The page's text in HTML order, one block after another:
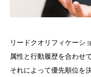
リードクオリフィケーシ
属性と行動履歴を合わせ
それによって優先順位を